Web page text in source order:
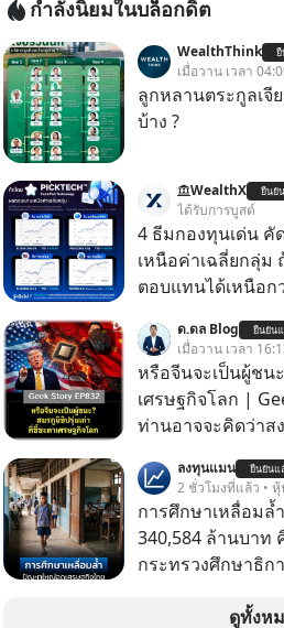
กำลังนิยมในบล็อกดิต
WealthThink
เมื่อวาน เวลา
ลูกหลานตระกูลเจี
บ้าง ?
WealthX ยืนยั
ได้รับการบูสต์
4 ธีมกองทุนเด่น คั
เหนือค่าเฉลี่ยกลุ่
ตอบแทนได้เหนือกว่าค่าเฉ
PICKTECH™ บนแ
ให้ได้
ด.ดล Blog ยืนยัน
เมื่อวาน เวลา
หรือจีนจะเป็นผู้ชน
เศรษฐกิจโลก |
ท่านอาจจะคิดว่าส
นาโนเมตร แต่จีนก
การเข้ายึดครองตล
เก่า ฟังดูไร้ค่า แต่
EV, อุปกรณ์การแพทย์
มาแล้ว คือการทุ่ม
ลงทุนแมน ยืนยันแ
2 ชั่วโมงที่แล้ว •
การศึกษาเหลื่อม
340,584 ล้านบาท
กระทรวงศึกษาธิก
จากกระทรวงการค
ดูทั้งห